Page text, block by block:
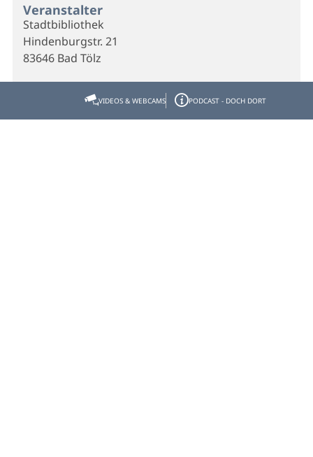
Veranstalter
Stadtbibliothek
Hindenburgstr. 21
83646 Bad Tölz
VIDEOS & WEBCAMS PODCAST - DOCH DORT